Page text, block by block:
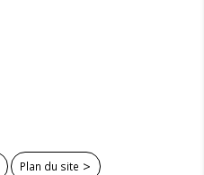
Plan du site